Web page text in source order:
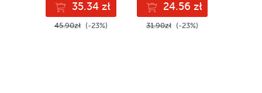
35.34 zł
45.90zł (-23%)
24.56 zł
31.90zł (-23%)